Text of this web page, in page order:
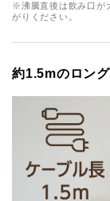
※沸騰直後は飲み口が
がりください。
約1.5mのロン